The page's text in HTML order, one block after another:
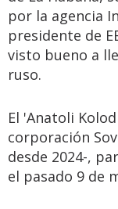
por la agencia
presidente de
visto bueno a
ruso.
El 'Anatoli
corporación
desde 2024-,
el pasado 9 de